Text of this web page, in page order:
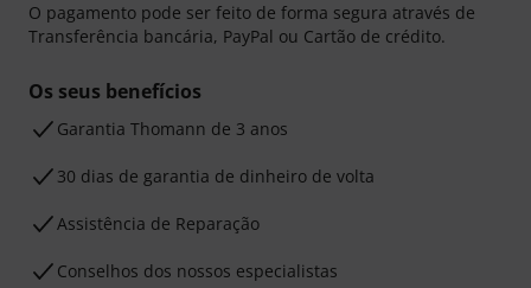
O pagamento pode ser feito de forma segura através de
Transferência bancária, PayPal ou Cartão de crédito.
Os seus benefícios
Garantia Thomann de 3 anos
30 dias de garantia de dinheiro de volta
Assistência de Reparação
Conselhos dos nossos especialistas